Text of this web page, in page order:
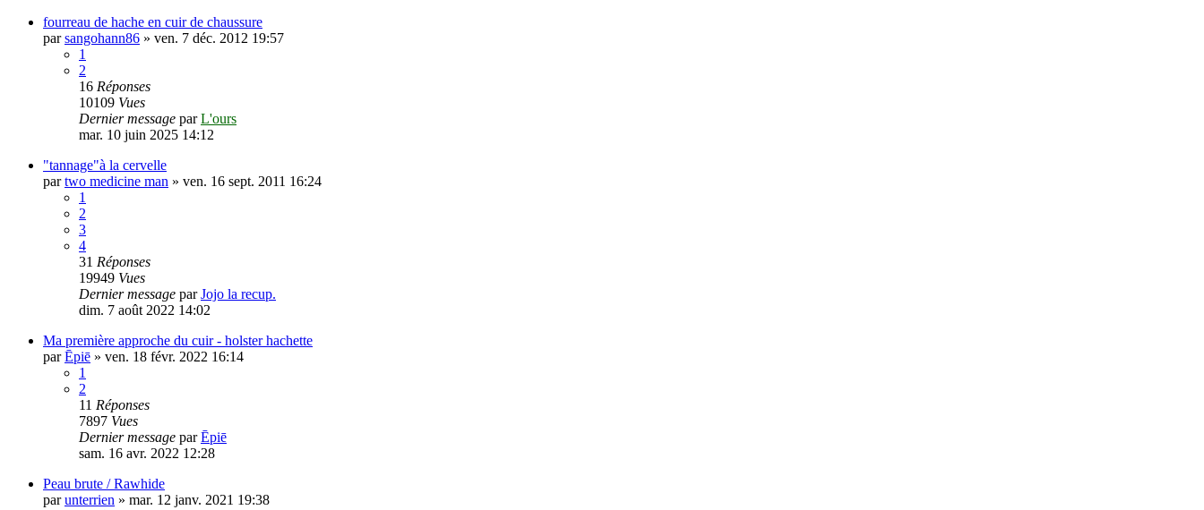
fourreau de hache en cuir de chaussure
parsangohann86 » ven. 7 déc. 2012 19:57
1
2
16 Réponses
10109 Vues
Dernier message parL'ours
mar. 10 juin 2025 14:12
"tannage"à la cervelle
partwo medicine man » ven. 16 sept. 2011 16:24
1
2
3
4
31 Réponses
19949 Vues
Dernier message parJojo la recup.
dim. 7 août 2022 14:02
Ma première approche du cuir - holster hachette
parĒpiē » ven. 18 févr. 2022 16:14
1
2
11 Réponses
7897 Vues
Dernier message parĒpiē
sam. 16 avr. 2022 12:28
Peau brute / Rawhide
parunterrien » mar. 12 janv. 2021 19:38